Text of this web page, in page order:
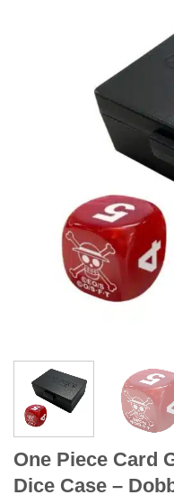
One Piece Card
Dice Case –